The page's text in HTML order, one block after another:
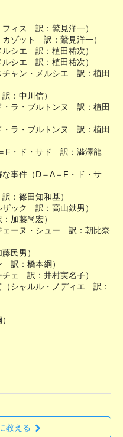
ィス 訳：鷲見洋一）
ゾット 訳：鷲見洋一）
ルシエ 訳：植田祐次）
シエ 訳：植田祐次）
チャン・メルシエ 訳：植田
：中川信）
・ラ・ブルトンヌ 訳：植田
・ラ・ブルトンヌ 訳：植田
F・ド・サド 訳：澁澤龍
事件（D＝A＝F・ド・サ
：篠田知和基）
ック 訳：高山鉄男）
加藤尚宏）
ェーヌ・シュー 訳：朝比奈
民男）
訳：橋本綱）
ェ 訳：井村実名子）
シャルル・ノディエ 訳：
教える